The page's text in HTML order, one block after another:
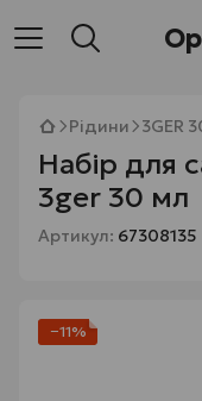
Рідини 3GER
Набір для
3ger 30 мл
Артикул: 67308135
−11%